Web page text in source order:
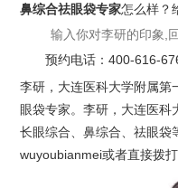
鼻综合祛眼袋专家怎么样？
预约电话：400-616-
李研，大连医科大学附属第
眼袋专家。李研，大连医科
长眼综合、鼻综合、祛眼袋
wuyoubianmei或者直接拨